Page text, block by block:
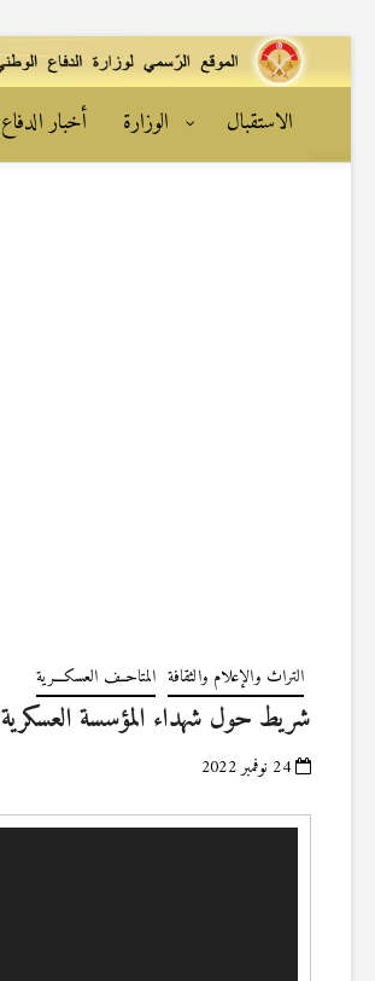
الاستقبال
الوزارة أخبار الدفاع
التراث والإعلام والثقافة المتاحــف العسكـــرية
شريط حول شهداء المؤسسة العسكرية
24 نوفمبر 2022